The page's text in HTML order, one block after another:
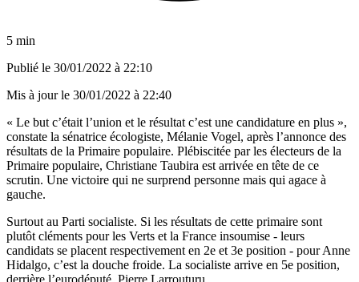
5 min
Publié le 30/01/2022 à 22:10
Mis à jour le 30/01/2022 à 22:40
« Le but c’était l’union et le résultat c’est une candidature en plus »,
constate la sénatrice écologiste, Mélanie Vogel, après l’annonce des
résultats de la Primaire populaire. Plébiscitée par les électeurs de la
Primaire populaire, Christiane Taubira est arrivée en tête de ce
scrutin. Une victoire qui ne surprend personne mais qui agace à
gauche.
Surtout au Parti socialiste. Si les résultats de cette primaire sont
plutôt cléments pour les Verts et la France insoumise - leurs
candidats se placent respectivement en 2e et 3e position - pour Anne
Hidalgo, c’est la douche froide. La socialiste arrive en 5e position,
derrière l’eurodéputé, Pierre Larrouturu.